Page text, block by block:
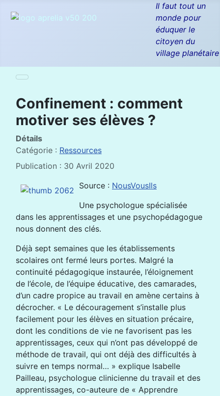
Il faut tout un
monde pour
éduquer le
citoyen du
village planétaire
Confinement : comment
motiver ses élèves ?
Détails
Catégorie : Ressources
Publication : 30 Avril 2020
Source : NousVousIls
Une psychologue spécialisée
dans les apprentissages et une psychopédagogue
nous donnent des clés.
Déjà sept semaines que les établissements
scolaires ont fermé leurs portes. Malgré la
continuité pédagogique instaurée, l’éloignement
de l’école, de l’équipe éducative, des camarades,
d’un cadre propice au travail en amène certains à
décrocher. « Le découragement s’installe plus
facilement pour les élèves en situation précaire,
dont les conditions de vie ne favorisent pas les
apprentissages, ceux qui n’ont pas développé de
méthode de travail, qui ont déjà des difficultés à
suivre en temps normal… » explique Isabelle
Pailleau, psychologue clinicienne du travail et des
apprentissages, co-auteure de « Apprendre